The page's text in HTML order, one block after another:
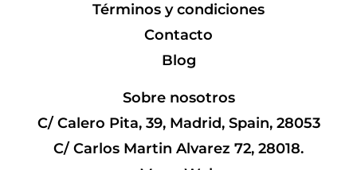
Términos y condiciones
Contacto
Blog
Sobre nosotros
C/ Calero Pita, 39, Madrid, Spain, 28053
C/ Carlos Martin Alvarez 72, 28018.